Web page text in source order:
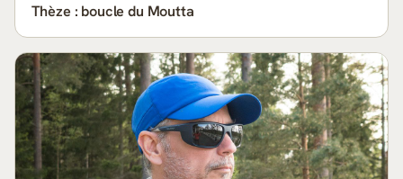
Thèze : boucle du Moutta